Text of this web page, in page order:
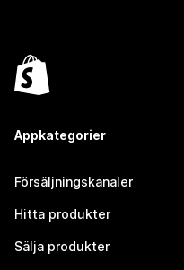
Appkategorier
Försäljningskanaler
Hitta produkter
Sälja produkter